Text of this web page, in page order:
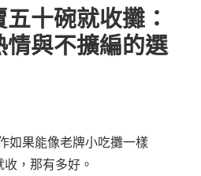
十碗就收攤：
與不擴編的選
如果能像老牌小吃攤一樣
，那有多好。